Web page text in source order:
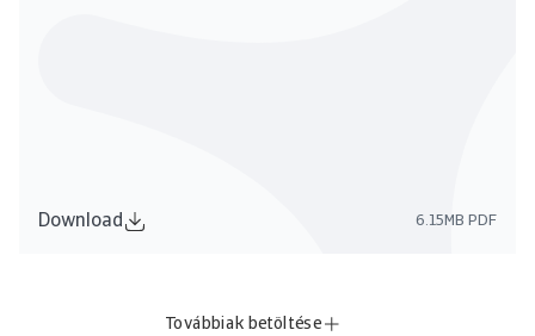
Download 6.15MB PDF
Továbbiak betöltése